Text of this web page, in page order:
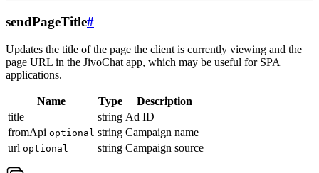
sendPageTitle#
Updates the title of the page the client is currently viewing and the
page URL in the JivoChat app, which may be useful for SPA
applications.
Name Type
Description
title
string Ad ID
fromApi optional string Campaign name
url optional string Campaign source